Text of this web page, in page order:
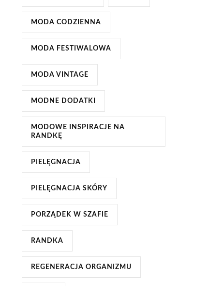
MODA CODZIENNA
MODA FESTIWALOWA
MODA VINTAGE
MODNE DODATKI
MODOWE INSPIRACJE NA
RANDKĘ
PIELĘGNACJA
PIELĘGNACJA SKÓRY
PORZĄDEK W SZAFIE
RANDKA
REGENERACJA ORGANIZMU